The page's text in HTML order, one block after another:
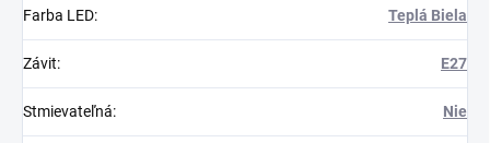
Farba LED: Teplá Biela
Závit: E27
Stmievateľná: Nie